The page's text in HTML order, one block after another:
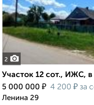
2
Участок 12 сот., ИЖС, в
5 000 000 ₽ 4 200 ₽ за
Ленина 29